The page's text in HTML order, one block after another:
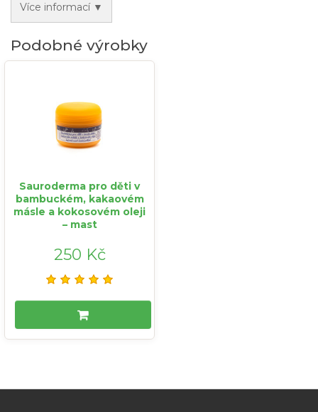
Více informací ▼
Podobné výrobky
Sauroderma pro děti v
bambuckém, kakaovém
másle a kokosovém oleji
– mast
250 Kč